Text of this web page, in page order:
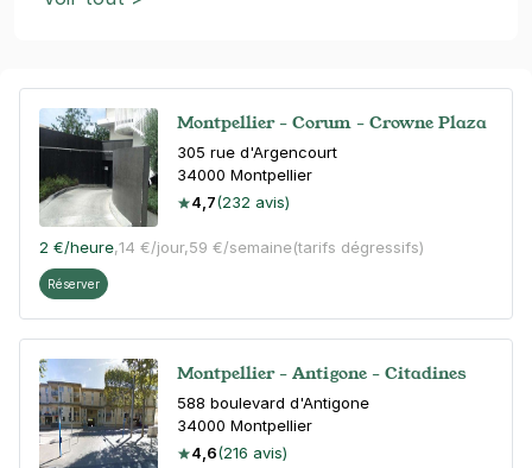
Montpellier - Corum - Crowne Plaza
305 rue d'Argencourt
34000 Montpellier
4,7(232 avis)
2 €/heure,14 €/jour,59 €/semaine(tarifs dégressifs)
Réserver
Montpellier - Antigone - Citadines
588 boulevard d'Antigone
34000 Montpellier
4,6(216 avis)